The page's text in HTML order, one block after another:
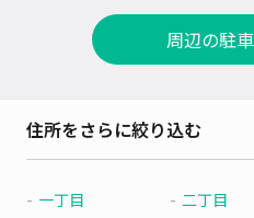
周辺の駐
住所をさらに絞り込む
一丁目 二丁目